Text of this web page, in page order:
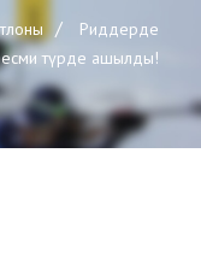
Риддерде
түрде ашылды!